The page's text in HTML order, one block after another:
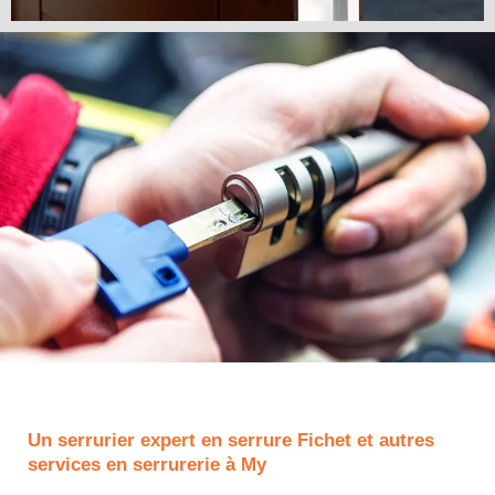
Un serrurier expert en serrure Fichet et autres
services en serrurerie à My